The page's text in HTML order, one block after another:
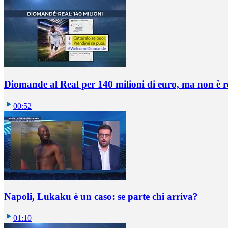
Diomande al Real per 140 milioni di euro, ma non è
00:52
Napoli, Lukaku è un caso: se parte chi arriva?
01:10